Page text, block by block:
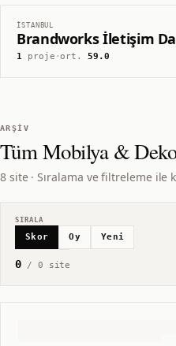
İSTANBUL
Brandworks İletişim
1proje ·ort.59.0
ARŞIV
TümMobilya &
8 site · Sıralama ve filtreleme ile
SIRALA
Skor Oy Yeni
0/ 0 site